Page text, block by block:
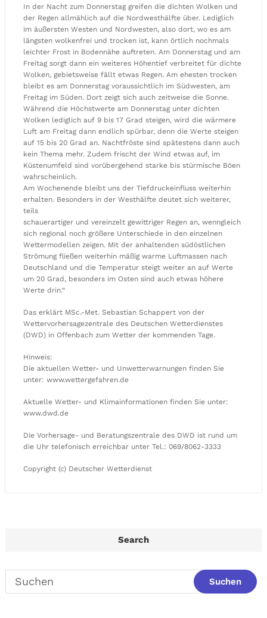
In der Nacht zum Donnerstag greifen die dichten Wolken und
der Regen allmählich auf die Nordwesthälfte über. Lediglich
im äußersten Westen und Nordwesten, also dort, wo es am
längsten wolkenfrei und trocken ist, kann örtlich nochmals
leichter Frost in Bodennähe auftreten. Am Donnerstag und am
Freitag sorgt dann ein weiteres Höhentief verbreitet für dichte
Wolken, gebietsweise fällt etwas Regen. Am ehesten trocken
bleibt es am Donnerstag voraussichtlich im Südwesten, am
Freitag im Süden. Dort zeigt sich auch zeitweise die Sonne.
Während die Höchstwerte am Donnerstag unter dichten
Wolken lediglich auf 9 bis 17 Grad steigen, wird die wärmere
Luft am Freitag dann endlich spürbar, denn die Werte steigen
auf 15 bis 20 Grad an. Nachtfröste sind spätestens dann auch
kein Thema mehr. Zudem frischt der Wind etwas auf, im
Küstenumfeld sind vorübergehend starke bis stürmische Böen
wahrscheinlich.
Am Wochenende bleibt uns der Tiefdruckeinfluss weiterhin
erhalten. Besonders in der Westhälfte deutet sich weiterer,
teils
schauerartiger und vereinzelt gewittriger Regen an, wenngleich
sich regional noch größere Unterschiede in den einzelnen
Wettermodellen zeigen. Mit der anhaltenden südöstlichen
Strömung fließen weiterhin mäßig warme Luftmassen nach
Deutschland und die Temperatur steigt weiter an auf Werte
um 20 Grad, besonders im Osten sind auch etwas höhere
Werte drin.“
Das erklärt MSc.-Met. Sebastian Schappert von der
Wettervorhersagezentrale des Deutschen Wetterdienstes
(DWD) in Offenbach zum Wetter der kommenden Tage.
Hinweis:
Die aktuellen Wetter- und Unwetterwarnungen finden Sie
unter: www.wettergefahren.de
Aktuelle Wetter- und Klimainformationen finden Sie unter:
www.dwd.de
Die Vorhersage- und Beratungszentrale des DWD ist rund um
die Uhr telefonisch erreichbar unter Tel.: 069/8062-3333
Copyright (c) Deutscher Wetterdienst
Search